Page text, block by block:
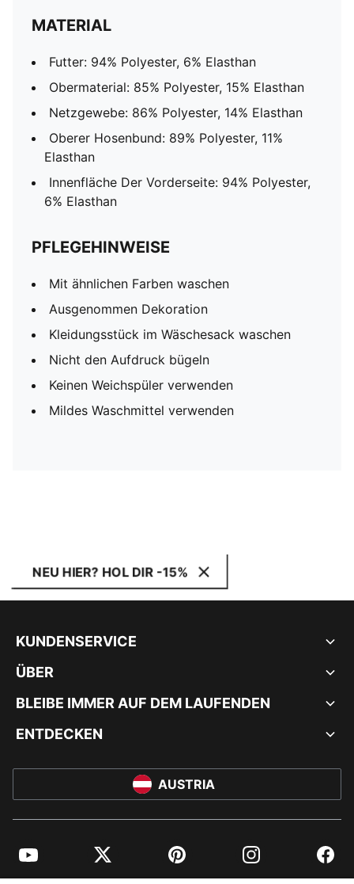
MATERIAL
Futter: 94% Polyester, 6% Elasthan
Obermaterial: 85% Polyester, 15% Elasthan
Netzgewebe: 86% Polyester, 14% Elasthan
Oberer Hosenbund: 89% Polyester, 11%
Elasthan
Innenfläche Der Vorderseite: 94% Polyester,
6% Elasthan
PFLEGEHINWEISE
Mit ähnlichen Farben waschen
Ausgenommen Dekoration
Kleidungsstück im Wäschesack waschen
Nicht den Aufdruck bügeln
Keinen Weichspüler verwenden
Mildes Waschmittel verwenden
NEU HIER? HOL DIR -15%
KUNDENSERVICE
ÜBER
BLEIBE IMMER AUF DEM LAUFENDEN
ENTDECKEN
AUSTRIA
YouTube Twitter Pinterest Instagram